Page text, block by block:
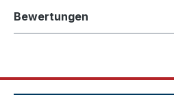
Bewertungen